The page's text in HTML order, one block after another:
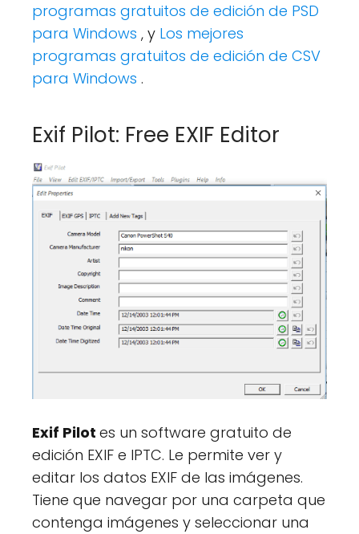
programas gratuitos de edición de PSD
para Windows , y Los mejores
programas gratuitos de edición de CSV
para Windows .
Exif Pilot: Free EXIF Editor
Exif Pilot es un software gratuito de
edición EXIF e IPTC. Le permite ver y
editar los datos EXIF de las imágenes.
Tiene que navegar por una carpeta que
contenga imágenes y seleccionar una